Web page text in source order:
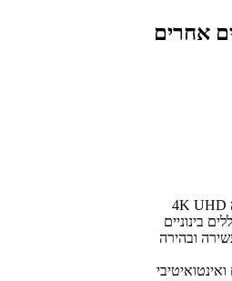
אחרים